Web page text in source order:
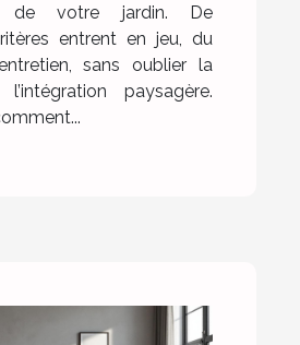
de votre jardin. De
entrent en jeu, du
sans oublier la
paysagère.